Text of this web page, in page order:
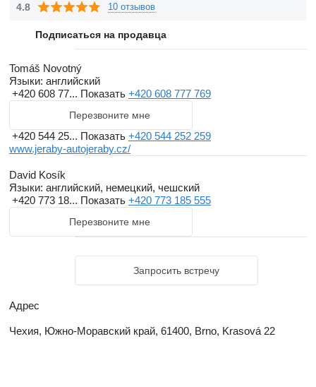
4.8 10 отзывов
Подписаться на продавца
Tomáš Novotný
Языки: английский
+420 608 77... Показать +420 608 777 769
Перезвоните мне
+420 544 25... Показать +420 544 252 259
www.jeraby-autojeraby.cz/
David Kosík
Языки: английский, немецкий, чешский
+420 773 18... Показать +420 773 185 555
Перезвоните мне
Запросить встречу
Адрес
Чехия, Южно-Моравский край, 61400, Brno, Krasová 22